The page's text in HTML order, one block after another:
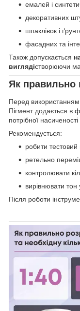
емалей і
декоративних
шпаклівок і
фасадних та
Також допускається
виглядістворюючи
Як правильно
Перед
Пігмент додається в
потрібної
Рекомендується:
робити
ретельно
контролювати
вирівнювати тон
Після роботи